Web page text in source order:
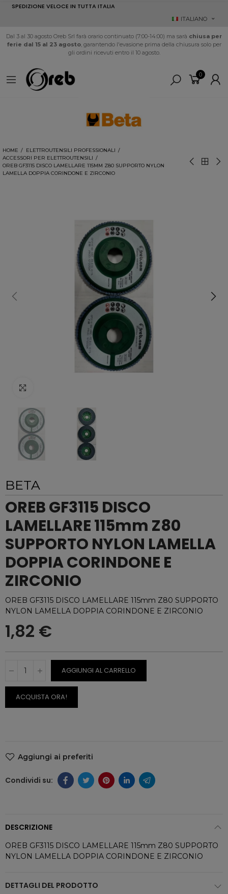
SPEDIZIONE VELOCE IN TUTTA ITALIA
ITALIANO
Dal 3 al 30 agosto Oreb Srl farà orario continuato (7:00-14:00) ma sarà chiusa per
ferie dal 15 al 23 agosto, garantendo l'evasione prima della chiusura solo per
gli ordini ricevuti entro il 10 agosto.
0
HOME
ELETTROUTENSILI PROFESSIONALI
ACCESSORI PER ELETTROUTENSILI
OREB GF3115 DISCO LAMELLARE 115MM Z80 SUPPORTO NYLON
LAMELLA DOPPIA CORINDONE E ZIRCONIO
BETA
OREB GF3115 DISCO
LAMELLARE 115mm Z80
SUPPORTO NYLON LAMELLA
DOPPIA CORINDONE E
ZIRCONIO
OREB GF3115 DISCO LAMELLARE 115mm Z80 SUPPORTO
NYLON LAMELLA DOPPIA CORINDONE E ZIRCONIO
1,82 €
AGGIUNGI AL CARRELLO
ACQUISTA ORA!
Aggiungi ai preferiti
DESCRIZIONE
OREB GF3115 DISCO LAMELLARE 115mm Z80 SUPPORTO
NYLON LAMELLA DOPPIA CORINDONE E ZIRCONIO
DETTAGLI DEL PRODOTTO